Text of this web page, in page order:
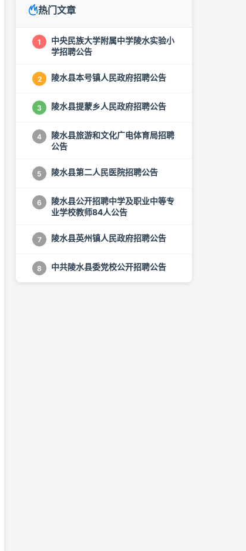
热门文章
1
中央民族大学附属中学陵水实验小
学招聘公告
2 陵水县本号镇人民政府招聘公告
3 陵水县提蒙乡人民政府招聘公告
4
陵水县旅游和文化广电体育局招聘
公告
5 陵水县第二人民医院招聘公告
6
陵水县公开招聘中学及职业中等专
业学校教师84人公告
7 陵水县英州镇人民政府招聘公告
8 中共陵水县委党校公开招聘公告